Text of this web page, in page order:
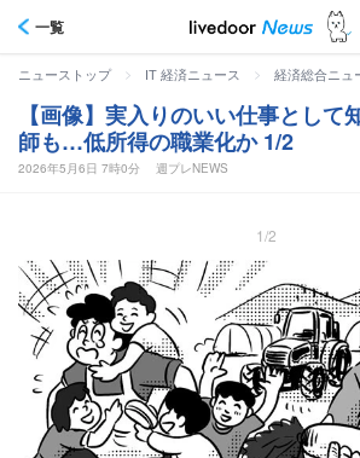
一覧
ニューストップ > IT 経済ニュース > 経済総合ニュ
【画像】実入りのいい仕事として
師も…低所得の職業化か 1/2
2026年5月6日 7時0分 週プレNEWS
1/2